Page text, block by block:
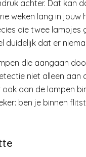
achter. Dat kan
weken lang in jouw
die twee lampjes
duidelijk dat er
die aangaan
niet alleen aan
aan de lampen
ben je binnen